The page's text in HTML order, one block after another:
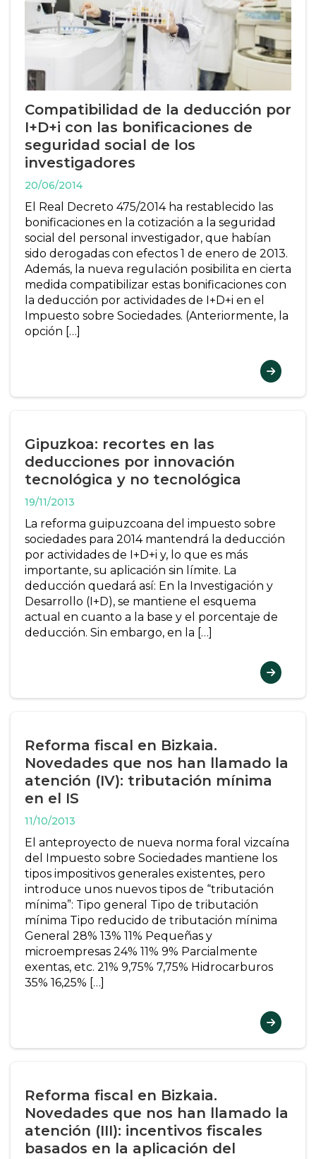
Compatibilidad de la deducción por
I+D+i con las bonificaciones de
seguridad social de los
investigadores
20/06/2014
El Real Decreto 475/2014 ha restablecido las
bonificaciones en la cotización a la seguridad
social del personal investigador, que habían
sido derogadas con efectos 1 de enero de 2013.
Además, la nueva regulación posibilita en cierta
medida compatibilizar estas bonificaciones con
la deducción por actividades de I+D+i en el
Impuesto sobre Sociedades. (Anteriormente, la
opción […]
Gipuzkoa: recortes en las
deducciones por innovación
tecnológica y no tecnológica
19/11/2013
La reforma guipuzcoana del impuesto sobre
sociedades para 2014 mantendrá la deducción
por actividades de I+D+i y, lo que es más
importante, su aplicación sin límite. La
deducción quedará así: En la Investigación y
Desarrollo (I+D), se mantiene el esquema
actual en cuanto a la base y el porcentaje de
deducción. Sin embargo, en la […]
Reforma fiscal en Bizkaia.
Novedades que nos han llamado la
atención (IV): tributación mínima
en el IS
11/10/2013
El anteproyecto de nueva norma foral vizcaína
del Impuesto sobre Sociedades mantiene los
tipos impositivos generales existentes, pero
introduce unos nuevos tipos de “tributación
mínima”: Tipo general Tipo de tributación
mínima Tipo reducido de tributación mínima
General 28% 13% 11% Pequeñas y
microempresas 24% 11% 9% Parcialmente
exentas, etc. 21% 9,75% 7,75% Hidrocarburos
35% 16,25% […]
Reforma fiscal en Bizkaia.
Novedades que nos han llamado la
atención (III): incentivos fiscales
basados en la aplicación del